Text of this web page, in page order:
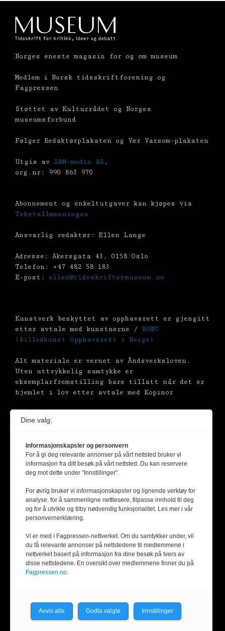
Norges eneste magasin for og om museum
Medlem i Norsk tidsskriftforening og
Fagpressen
Støttet av Kulturrådet og Norges
museumsforbund
Følger Redaktørplakaten og Vær Varsom-plakaten
Utgis av ABM-media AS ,
org.nr: 990 863 970
Abonnement og enkeltutgaver kan kjøpes via
Tekstallmenningen
Ansvarlig redaktør: Ellen Lange
Adresse: Akersgata 43, 0158 Oslo
Telefon: +47 482 58 183
E-post: ellen@tidsskriftetmuseum.no
Kunstverk beskyttet av opphavsrett er gjengitt
etter avtale med kunstnerne / BONO
(Billedkunst Opphavsrett i Norge)
Alt materiale er vernet av Åndsverksloven.
Uten uttrykkelig samtykke er
eksemplarfremstilling bare tillatt når det er
hjemlet i lov etter avtale med Kopinor
Dine valg:
Informasjonskapsler og personvern
For å gi deg relevante annonser på vårt nettsted bruker vi
informasjon fra ditt besøk på vårt nettsted. Du kan reservere
deg mot dette under "Innstillinger".
For øvrig bruker vi informasjonskapsler og lignende verktøy for
analyse, for å sammenligne nettlesere, tilpasse innhold til deg
og for å utvikle og tilby nødvendig funksjonalitet. Les mer i vår
personvernerklæring.
Vi er med i Fagpressen-nettverket. Om du samtykker under, vil
du få relevante annonser på nettstedene til medlemmene i
nettverket basert på informasjon fra dine besøk på tvers av
disse nettstedene. En oversikt over medlemmene finner du på
Fagpressen.no.
Avvis alle Godta valgte Innstillinger